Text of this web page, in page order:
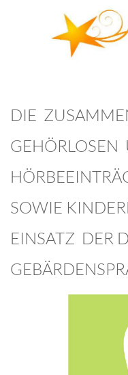
Zum Hauptinhalt
DIE
GEHÖRLOSEN
SOWIE
EINSATZ DER